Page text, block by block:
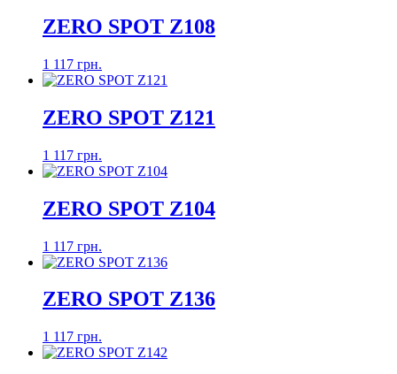
ZERO SPOT Z108
1 117 грн.
ZERO SPOT Z121
1 117 грн.
ZERO SPOT Z104
1 117 грн.
ZERO SPOT Z136
1 117 грн.